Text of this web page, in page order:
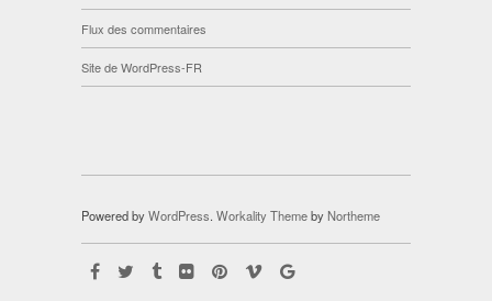
Flux des commentaires
Site de WordPress-FR
Powered byWordPress. Workality Themeby Northeme